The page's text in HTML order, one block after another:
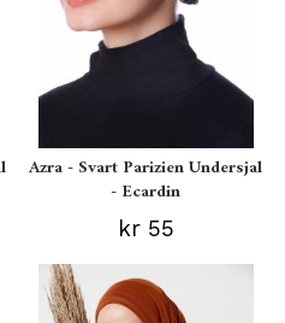
Azra - Svart Parizien Undersjal
- Ecardin
kr 55